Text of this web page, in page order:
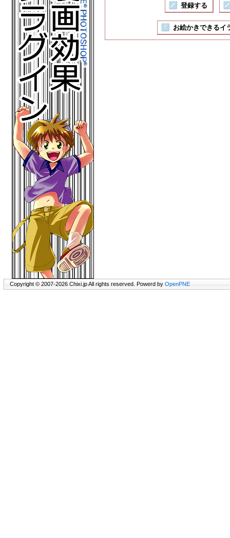
登録する
お絵かきできるイ
Copyright © 2007-2026 Chixi.jp All rights reserved. Powerd by OpenPNE